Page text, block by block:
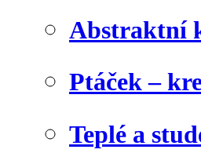
Abstraktní
Ptáček –
Teplé a